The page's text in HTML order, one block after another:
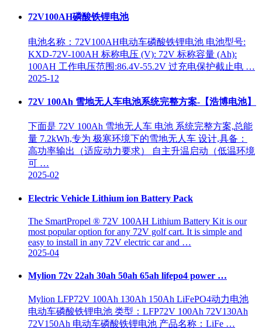
72V100AH磷酸铁锂电池
电池名称：72V100AH电动车磷酸铁锂电池 电池型号:
KXD-72V-100AH 标称电压 (V): 72V 标称容量 (Ah):
100AH 工作电压范围:86.4V-55.2V 过充电保护截止电 …
2025-12
72V 100Ah 雪地无人车电池系统完整方案-【浩博电池】
下面是 72V 100Ah 雪地无人车 电池 系统完整方案,总能
量 7.2kWh,专为 极寒环境下的雪地无人车 设计,具备：
高功率输出（适应动力要求） 自主升温启动（低温环境
可 …
2025-02
Electric Vehicle Lithium ion Battery Pack
The SmartPropel ® 72V 100AH Lithium Battery Kit is our
most popular option for any 72V golf cart. It is simple and
easy to install in any 72V electric car and …
2025-04
Mylion 72v 22ah 30ah 50ah 65ah lifepo4 power …
Mylion LFP72V 100Ah 130Ah 150Ah LiFePO4动力电池
电动车磷酸铁锂电池 类型：LFP72V 100Ah 72V130Ah
72V150Ah 电动车磷酸铁锂电池 产品名称：LiFe …